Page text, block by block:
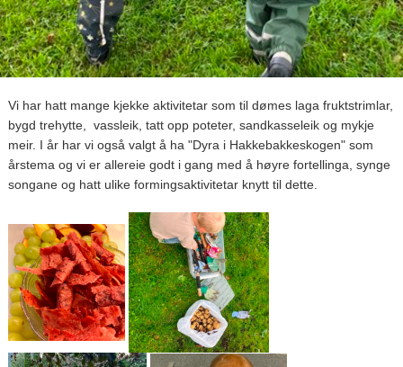
Vi har hatt mange kjekke aktivitetar som til dømes laga fruktstrimlar,
bygd trehytte, vassleik, tatt opp poteter, sandkasseleik og mykje
meir. I år har vi også valgt å ha "Dyra i Hakkebakkeskogen" som
årstema og vi er allereie godt i gang med å høyre fortellinga, synge
songane og hatt ulike formingsaktivitetar knytt til dette.